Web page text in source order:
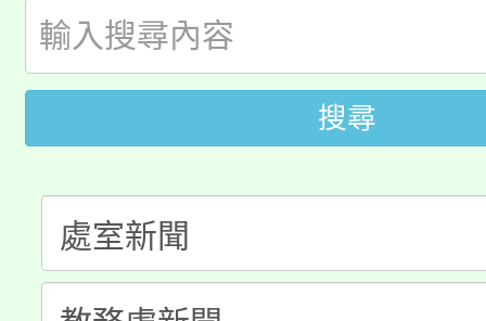
開!
115年桃園市運動會8/
田徑場及游泳池舉行。
桃園市低收入戶享有免
視費優惠，中低收入戶
半價優惠，詳情可洽有
者。
大園自造教育及科技
份教師增能研習
大溪自造教育及科技中
份教師研習
淨零綠生活教案入校路
會
115年食農教育專業人
搜尋